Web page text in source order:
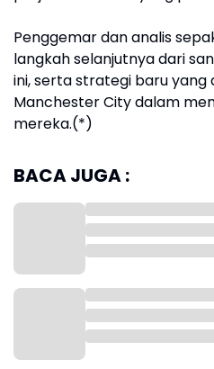
Penggemar dan analis
langkah selanjutnya dari
ini, serta strategi baru yang
Manchester City dalam
mereka.(*)
BACA JUGA :